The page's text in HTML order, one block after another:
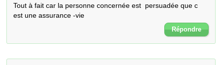
Tout à fait car la personne concernée est  persuadée que c
est une assurance -vie
Répondre